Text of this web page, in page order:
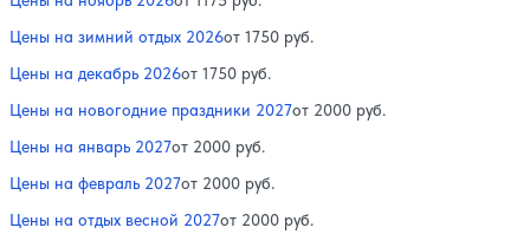
Цены на зимний отдых 2026от 1750 руб.
Цены на декабрь 2026от 1750 руб.
Цены на новогодние праздники 2027от 2000 руб.
Цены на январь 2027от 2000 руб.
Цены на февраль 2027от 2000 руб.
Цены на отдых весной 2027от 2000 руб.